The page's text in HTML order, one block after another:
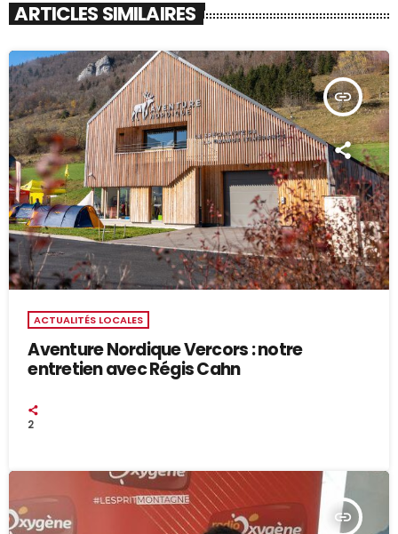
ARTICLES SIMILAIRES
insert_link
ACTUALITÉS LOCALES
Aventure Nordique Vercors : notre
entretien avec Régis Cahn
2
insert_link